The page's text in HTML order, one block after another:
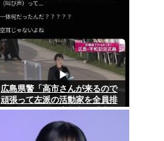
広島県警「高市さんが来るので
頑張って左派の活動家を全員排
除しました！」広島市民「広島
から出てけ！」結局ヤジが飛ぶ